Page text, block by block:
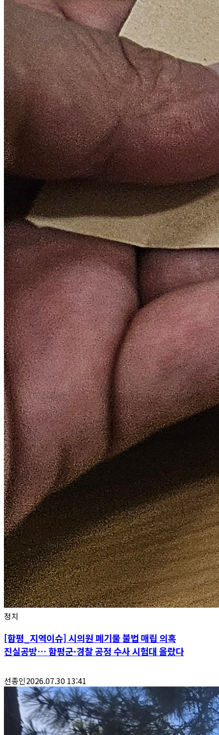
정치
[함평_지역이슈] 시의원 폐기물 불법 매립 의혹
진실공방… 함평군·경찰 공정 수사 시험대 올랐다
선종인2026.07.30 13:41